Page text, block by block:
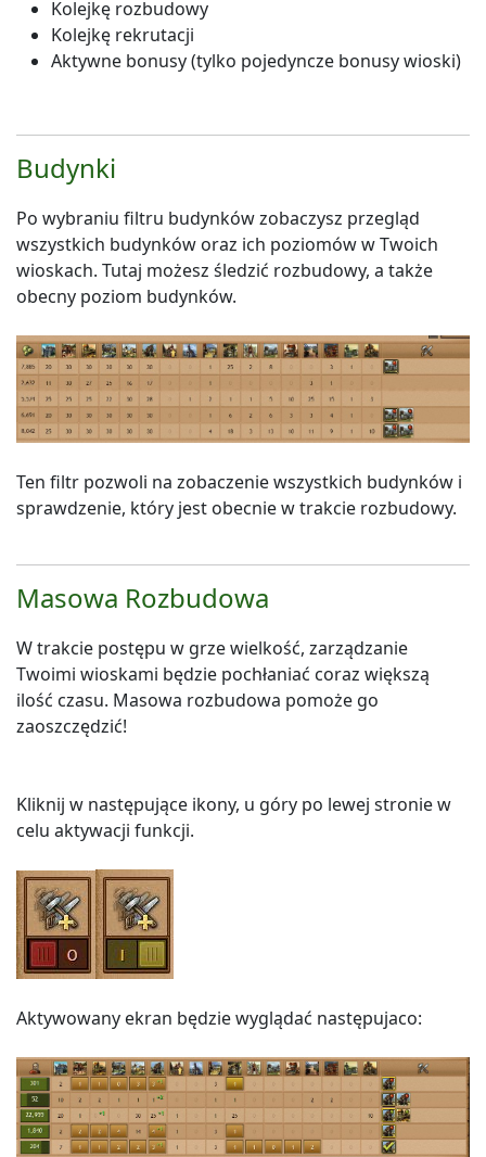
Kolejkę rozbudowy
Kolejkę rekrutacji
Aktywne bonusy (tylko pojedyncze bonusy wioski)
Budynki
Po wybraniu filtru budynków zobaczysz przegląd
wszystkich budynków oraz ich poziomów w Twoich
wioskach. Tutaj możesz śledzić rozbudowy, a także
obecny poziom budynków.
Ten filtr pozwoli na zobaczenie wszystkich budynków i
sprawdzenie, który jest obecnie w trakcie rozbudowy.
Masowa Rozbudowa
W trakcie postępu w grze wielkość, zarządzanie
Twoimi wioskami będzie pochłaniać coraz większą
ilość czasu. Masowa rozbudowa pomoże go
zaoszczędzić!
Kliknij w następujące ikony, u góry po lewej stronie w
celu aktywacji funkcji.
Aktywowany ekran będzie wyglądać następujaco: